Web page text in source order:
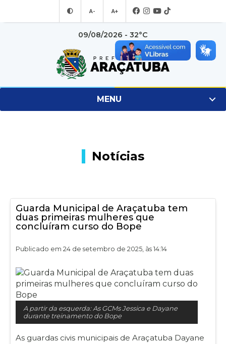
A- A+
09/08/2026 - 32°C
MENU
Notícias
Guarda Municipal de Araçatuba tem
duas primeiras mulheres que
concluíram curso do Bope
Publicado em 24 de setembro de 2025, às 14:14
A partir da esquerda: As GCMs Jessica e Dayane
durante treinamento do Bope
As guardas civis municipais de Araçatuba Dayane